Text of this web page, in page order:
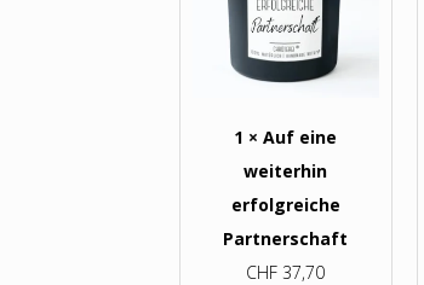
1 × Auf eine
weiterhin
erfolgreiche
Partnerschaft
CHF 37,70